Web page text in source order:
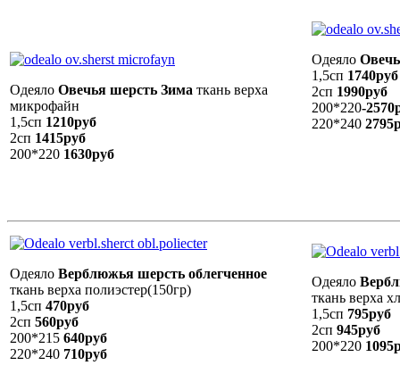
Одеяло Овечья шерсть Зима ткань верха
микрофайн
1,5сп 1210руб
2сп 1415руб
200*220 1630руб
Одеяло
1,5сп 1740руб
2сп 1990руб
200*220-
220*240
Одеяло Верблюжья шерсть облегченное
ткань верха полиэстер(150гр)
1,5сп 470руб
2сп 560руб
200*215 640руб
220*240 710руб
Одеяло
ткань верха
1,5сп 795руб
2сп 945руб
200*220